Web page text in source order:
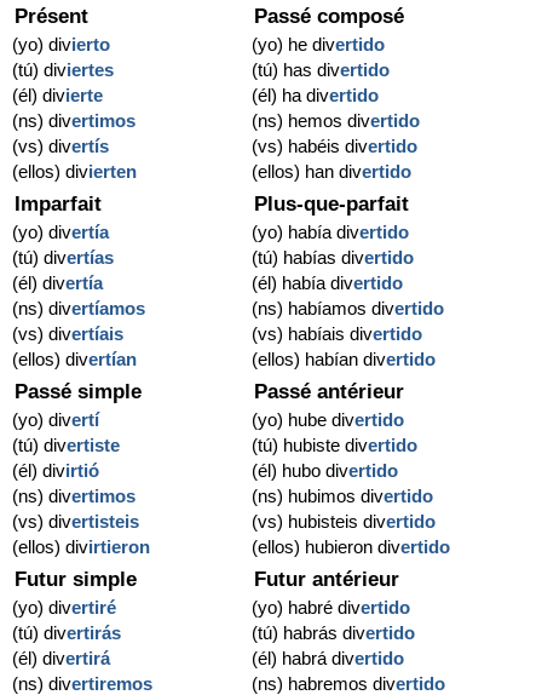
Présent
(yo) divierto
(tú) diviertes
(él) divierte
(ns) divertimos
(vs) divertís
(ellos) divierten
Passé composé
(yo) he divertido
(tú) has divertido
(él) ha divertido
(ns) hemos divertido
(vs) habéis divertido
(ellos) han divertido
Imparfait
(yo) divertía
(tú) divertías
(él) divertía
(ns) divertíamos
(vs) divertíais
(ellos) divertían
Plus-que-parfait
(yo) había divertido
(tú) habías divertido
(él) había divertido
(ns) habíamos divertido
(vs) habíais divertido
(ellos) habían divertido
Passé simple
(yo) divertí
(tú) divertiste
(él) divirtió
(ns) divertimos
(vs) divertisteis
(ellos) divirtieron
Passé antérieur
(yo) hube divertido
(tú) hubiste divertido
(él) hubo divertido
(ns) hubimos divertido
(vs) hubisteis divertido
(ellos) hubieron divertido
Futur simple
(yo) divertiré
(tú) divertirás
(él) divertirá
(ns) divertiremos
Futur antérieur
(yo) habré divertido
(tú) habrás divertido
(él) habrá divertido
(ns) habremos divertido